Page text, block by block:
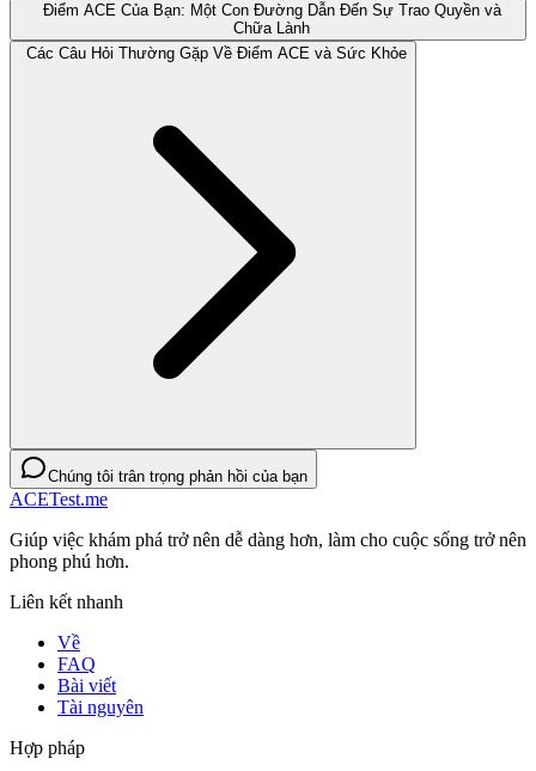
Điểm ACE Của Bạn: Một Con Đường Dẫn Đến Sự Trao Quyền và
Chữa Lành
Các Câu Hỏi Thường Gặp Về Điểm ACE và Sức Khỏe
Chúng tôi trân trọng phản hồi của bạn
ACETest.me
Giúp việc khám phá trở nên dễ dàng hơn, làm cho cuộc sống trở nên
phong phú hơn.
Liên kết nhanh
Về
FAQ
Bài viết
Tài nguyên
Hợp pháp